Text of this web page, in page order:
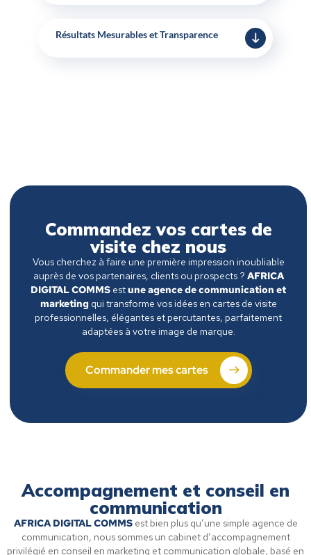
Résultats Mesurables et Transparence
Commandez vos cartes de
visite chez nous
Vous cherchez à faire une première impression inoubliable
auprès de vos partenaires, clients ou prospects ? AFRICA
DIGITAL COMMS estune agence de communication et
marketing qui transforme vos idées en cartes de visite
professionnelles, élégantes et percutantes, parfaitement
adaptées à votre image de marque.
Commander mes cartes
Accompagnement et conseil en
communication
AFRICA DIGITAL COMMSest bien plus qu’une simple agence de
communication, nous sommes un cabinet d’accompagnement
privilégié en conseil en marketing et communication globale, basé en